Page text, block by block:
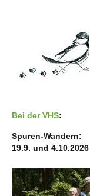
Bei der VHS:
Spuren-Wandern:
19.9. und 4.10.2026